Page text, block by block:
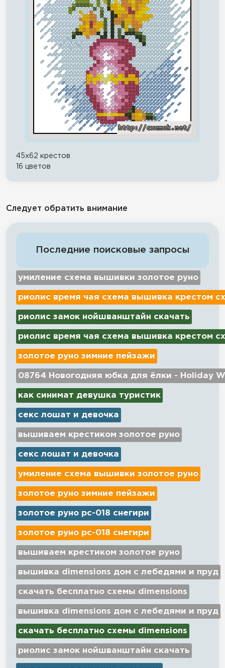
45x62 крестов
16 цветов
Следует обратить внимание
Последние поисковые запросы
умиление схема вышивки золотое руно
риолис время чая схема вышивка крестом
риолис замок нойшванштайн скачать
риолис время чая схема вышивка крестом
золотое руно зимние пейзажи
08764 Новогодняя юбка для ёлки - Holiday
как синимат девушка туристик
секс лошат и девочка
вышиваем крестиком золотое руно
секс лошат и девочка
умиление схема вышивки золотое руно
золотое руно зимние пейзажи
золотое руно рс-018 снегири
золотое руно рс-018 снегири
вышиваем крестиком золотое руно
вышивка dimensions дом с лебедями и пруд
скачать бесплатно схемы dimensions
вышивка dimensions дом с лебедями и пруд
скачать бесплатно схемы dimensions
риолис замок нойшванштайн скачать